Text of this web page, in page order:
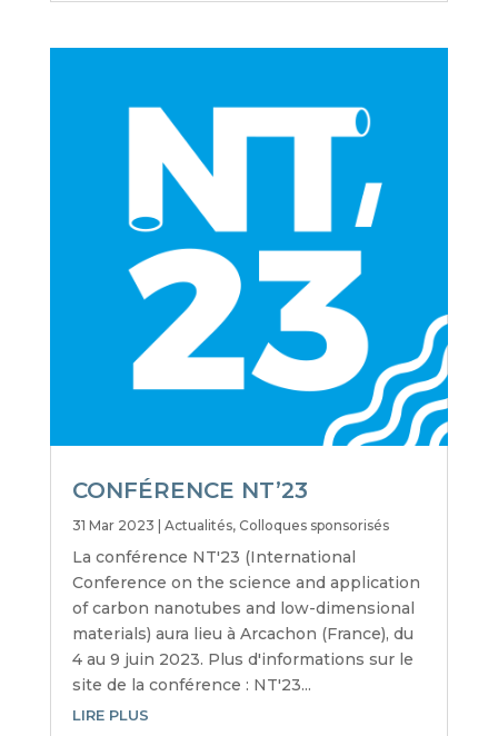
CONFÉRENCE NT’23
31 Mar 2023 Actualités, Colloques sponsorisés
La conférence NT'23 (International
Conference on the science and application
of carbon nanotubes and low-dimensional
materials) aura lieu à Arcachon (France), du
4 au 9 juin 2023. Plus d'informations sur le
site de la conférence : NT'23...
LIRE PLUS